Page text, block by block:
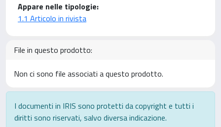
Appare nelle tipologie:
1.1 Articolo in rivista
File in questo prodotto:
Non ci sono file associati a questo prodotto.
I documenti in IRIS sono protetti da copyright e tutti i
diritti sono riservati, salvo diversa indicazione.